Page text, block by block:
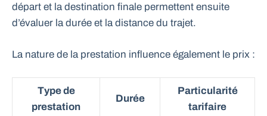
départ et la destination finale permettent ensuite
d’évaluer la durée et la distance du trajet.
La nature de la prestation influence également le prix :
Type de
prestation
Durée
Particularité
tarifaire